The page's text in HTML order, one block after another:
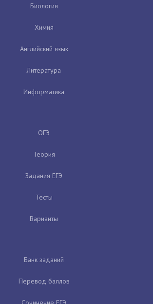
Биология
Химия
Английский язык
Литература
Информатика
ОГЭ
Теория
Задания ЕГЭ
Тесты
Варианты
Банк заданий
Перевод баллов